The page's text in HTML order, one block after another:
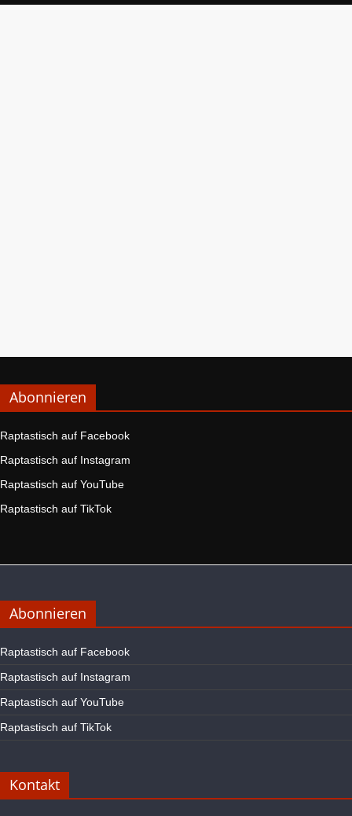
Abonnieren
Raptastisch auf Facebook
Raptastisch auf Instagram
Raptastisch auf YouTube
Raptastisch auf TikTok
Abonnieren
Raptastisch auf Facebook
Raptastisch auf Instagram
Raptastisch auf YouTube
Raptastisch auf TikTok
Kontakt